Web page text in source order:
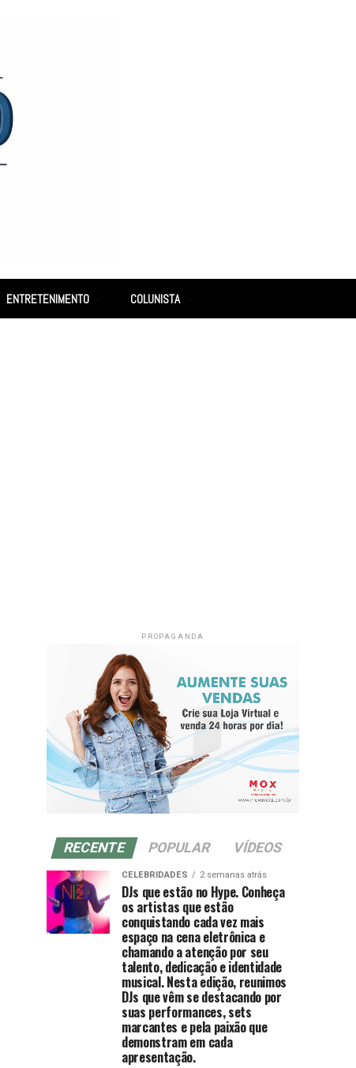
ENTRETENIMENTO COLUNISTA
PROPAGANDA
RECENTE POPULAR VÍDEOS
CELEBRIDADES 2 semanas atrás
DJs que estão no Hype. Conheça
os artistas que estão
conquistando cada vez mais
espaço na cena eletrônica e
chamando a atenção por seu
talento, dedicação e identidade
musical. Nesta edição, reunimos
DJs que vêm se destacando por
suas performances, sets
marcantes e pela paixão que
demonstram em cada
apresentação.